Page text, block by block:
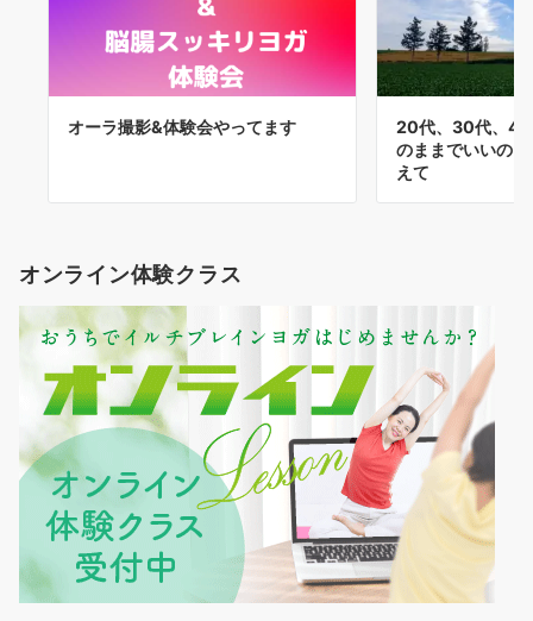
オーラ撮影&体験会やってます
20代、30代、40
のままでいいの
えて
オンライン体験クラス